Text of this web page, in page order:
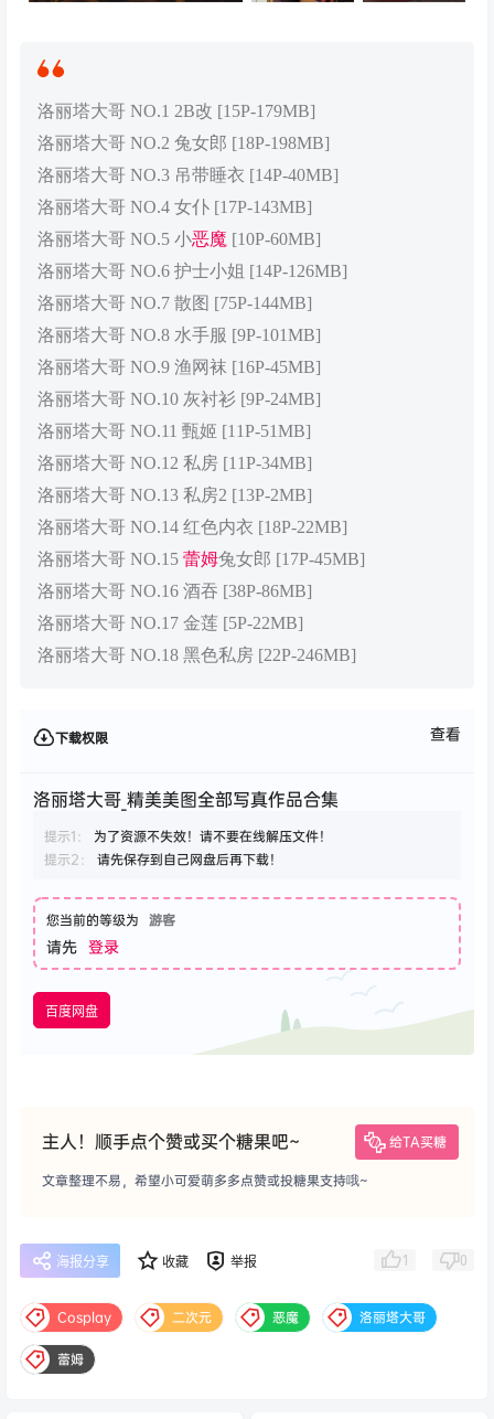
洛丽塔大哥 NO.1 2B改 [15P-179MB]
洛丽塔大哥 NO.2 兔女郎 [18P-198MB]
洛丽塔大哥 NO.3 吊带睡衣 [14P-40MB]
洛丽塔大哥 NO.4 女仆 [17P-143MB]
洛丽塔大哥 NO.5 小恶魔 [10P-60MB]
洛丽塔大哥 NO.6 护士小姐 [14P-126MB]
洛丽塔大哥 NO.7 散图 [75P-144MB]
洛丽塔大哥 NO.8 水手服 [9P-101MB]
洛丽塔大哥 NO.9 渔网袜 [16P-45MB]
洛丽塔大哥 NO.10 灰衬衫 [9P-24MB]
洛丽塔大哥 NO.11 甄姬 [11P-51MB]
洛丽塔大哥 NO.12 私房 [11P-34MB]
洛丽塔大哥 NO.13 私房2 [13P-2MB]
洛丽塔大哥 NO.14 红色内衣 [18P-22MB]
洛丽塔大哥 NO.15 蕾姆兔女郎 [17P-45MB]
洛丽塔大哥 NO.16 酒吞 [38P-86MB]
洛丽塔大哥 NO.17 金莲 [5P-22MB]
洛丽塔大哥 NO.18 黑色私房 [22P-246MB]
下载权限 查看
洛丽塔大哥_精美美图全部写真作品合集
提示1：
为了资源不失效！请不要在线解压文件！
提示2：
请先保存到自己网盘后再下载！
您当前的等级为 游客
请先 登录
百度网盘
主人！顺手点个赞或买个糖果吧~ 给TA买糖
文章整理不易，希望小可爱萌多多点赞或投糖果支持哦~
海报分享 收藏 举报 1 0
Cosplay 二次元 恶魔 洛丽塔大哥
蕾姆